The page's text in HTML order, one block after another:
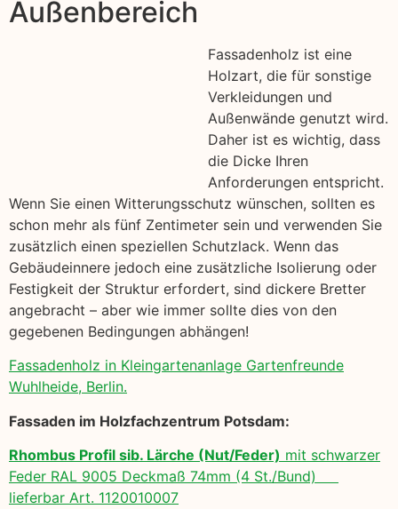
Außenbereich
Fassadenholz ist eine
Holzart, die für sonstige
Verkleidungen und
Außenwände genutzt wird.
Daher ist es wichtig, dass
die Dicke Ihren
Anforderungen entspricht.
Wenn Sie einen Witterungsschutz wünschen, sollten es
schon mehr als fünf Zentimeter sein und verwenden Sie
zusätzlich einen speziellen Schutzlack. Wenn das
Gebäudeinnere jedoch eine zusätzliche Isolierung oder
Festigkeit der Struktur erfordert, sind dickere Bretter
angebracht – aber wie immer sollte dies von den
gegebenen Bedingungen abhängen!
Fassadenholz in Kleingartenanlage Gartenfreunde
Wuhlheide, Berlin.
Fassaden im Holzfachzentrum Potsdam:
Rhombus Profil sib. Lärche (Nut/Feder) mit schwarzer
Feder RAL 9005 Deckmaß 74mm (4 St./Bund)
lieferbar Art. 1120010007